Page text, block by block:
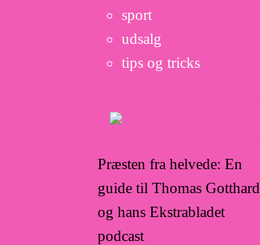
sport
udsalg
tips og tricks
Præsten fra helvede: En
guide til Thomas Gotthard
og hans Ekstrabladet
podcast